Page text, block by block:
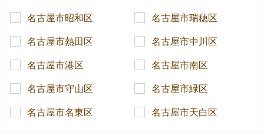
名古屋市昭和区 名古屋市瑞穂区
名古屋市熱田区 名古屋市中川区
名古屋市港区 名古屋市南区
名古屋市守山区 名古屋市緑区
名古屋市名東区 名古屋市天白区